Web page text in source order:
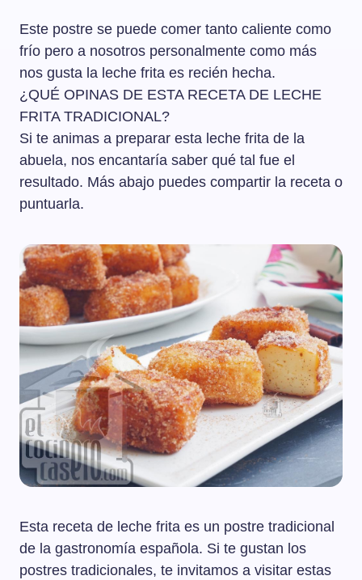
Este postre se puede comer tanto caliente como
frío pero a nosotros personalmente como más
nos gusta la leche frita es recién hecha.
¿QUÉ OPINAS DE ESTA RECETA DE LECHE
FRITA TRADICIONAL?
Si te animas a preparar esta leche frita de la
abuela, nos encantaría saber qué tal fue el
resultado. Más abajo puedes compartir la receta o
puntuarla.
Esta receta de leche frita es un postre tradicional
de la gastronomía española. Si te gustan los
postres tradicionales, te invitamos a visitar estas